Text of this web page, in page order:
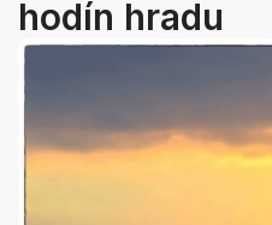
hodín hradu